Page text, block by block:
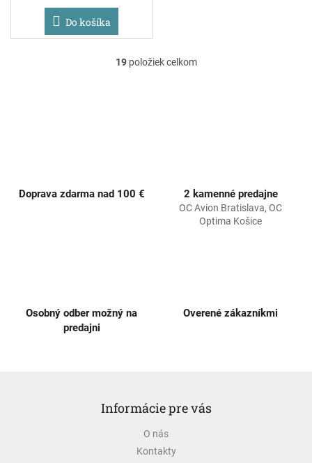
Do košíka
O
19položiek celkom
Doprava zdarma nad 100 € 2 kamenné predajne
OC Avion Bratislava, OC
Optima Košice
Osobný odber možný na
predajni
Overené zákazníkmi
Informácie pre vás
O nás
Kontakty